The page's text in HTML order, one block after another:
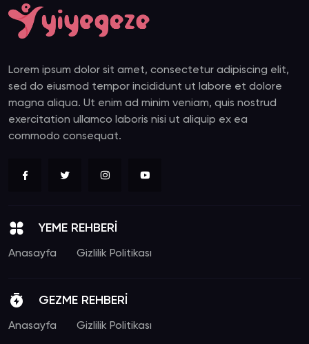
Lorem ipsum dolor sit amet, consectetur adipiscing elit,
sed do eiusmod tempor incididunt ut labore et dolore
magna aliqua. Ut enim ad minim veniam, quis nostrud
exercitation ullamco laboris nisi ut aliquip ex ea
commodo consequat.
YEME REHBERİ
Anasayfa Gizlilik Politikası
GEZME REHBERİ
Anasayfa Gizlilik Politikası